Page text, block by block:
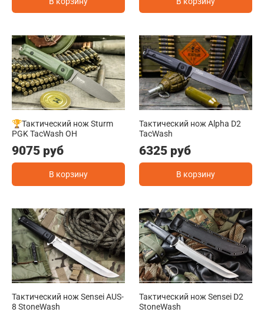
🏆Тактический нож Sturm
PGK TacWash OH
9075 руб
В корзину
Тактический нож Alpha D2
TacWash
6325 руб
В корзину
Тактический нож Sensei AUS-
8 StoneWash
Тактический нож Sensei D2
StoneWash